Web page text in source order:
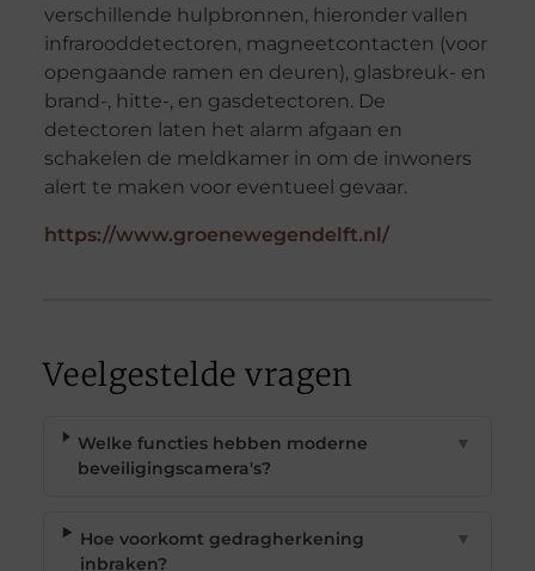
verschillende hulpbronnen, hieronder vallen
infrarooddetectoren, magneetcontacten (voor
opengaande ramen en deuren), glasbreuk- en
brand-, hitte-, en gasdetectoren. De
detectoren laten het alarm afgaan en
schakelen de meldkamer in om de inwoners
alert te maken voor eventueel gevaar.
https://www.groenewegendelft.nl/
Veelgestelde vragen
Welke functies hebben moderne
beveiligingscamera's?
▼
Hoe voorkomt gedragherkening
inbraken?
▼